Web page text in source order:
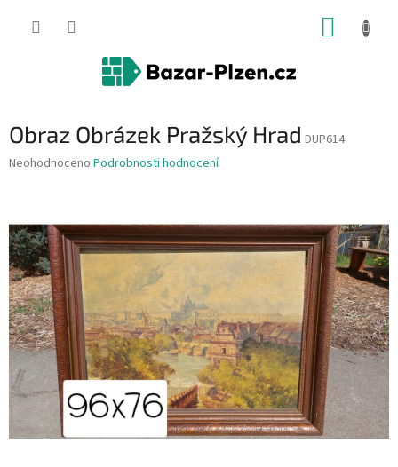
Obraz Obrázek Pražský Hrad DUP614
Průměrné
0,0
z
5
hvězdiček.
Neohodnoceno Podrobnosti hodnocení